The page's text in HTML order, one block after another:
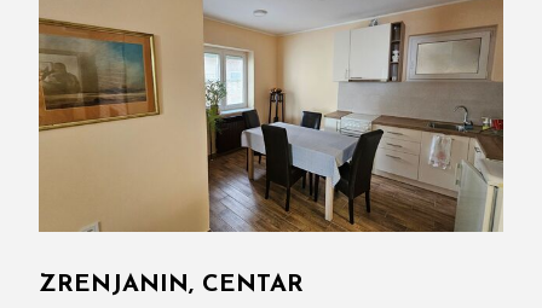
ZRENJANIN, CENTAR